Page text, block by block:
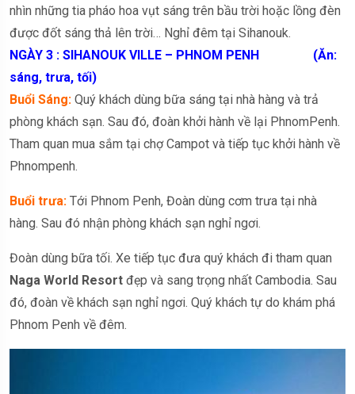
nhìn những tia pháo hoa vụt sáng trên bầu trời hoặc lồng đèn
được đốt sáng thả lên trời… Nghỉ đêm tại Sihanouk.
NGÀY 3 : SIHANOUK VILLE – PHNOM PENH (Ăn:
sáng, trưa, tối)
Buổi Sáng: Quý khách dùng bữa sáng tại nhà hàng và trả
phòng khách sạn. Sau đó, đoàn khởi hành về lại PhnomPenh.
Tham quan mua sắm tại chợ Campot và tiếp tục khởi hành về
Phnompenh.
Buổi trưa: Tới Phnom Penh, Đoàn dùng cơm trưa tại nhà
hàng. Sau đó nhận phòng khách sạn nghỉ ngơi.
Đoàn dùng bữa tối. Xe tiếp tục đưa quý khách đi tham quan
Naga World Resort đẹp và sang trọng nhất Cambodia. Sau
đó, đoàn về khách sạn nghỉ ngơi. Quý khách tự do khám phá
Phnom Penh về đêm.